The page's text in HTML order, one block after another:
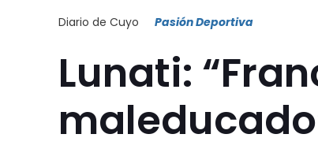
Diario de Cuyo Pasión Deportiva
Lunati: